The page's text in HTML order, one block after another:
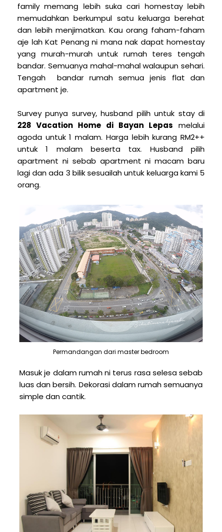
family memang lebih suka cari homestay lebih
memudahkan berkumpul satu keluarga berehat
dan lebih menjimatkan. Kau orang faham-faham
aje lah Kat Penang ni mana nak dapat homestay
yang murah-murah untuk rumah teres tengah
bandar. Semuanya mahal-mahal walaupun sehari.
Tengah bandar rumah semua jenis flat dan
apartment je.
Survey punya survey, husband pilih untuk stay di
228 Vacation Home di Bayan Lepas melalui
agoda untuk 1 malam. Harga lebih kurang RM2++
untuk 1 malam beserta tax. Husband pilih
apartment ni sebab apartment ni macam baru
lagi dan ada 3 bilik sesuailah untuk keluarga kami 5
orang.
Permandangan dari master bedroom
Masuk je dalam rumah ni terus rasa selesa sebab
luas dan bersih. Dekorasi dalam rumah semuanya
simple dan cantik.